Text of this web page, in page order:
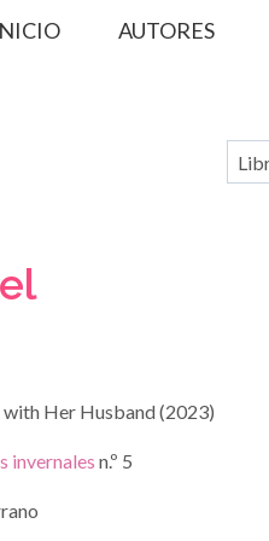
AUTORES
Her Husband (2023)
invernales n.º 5